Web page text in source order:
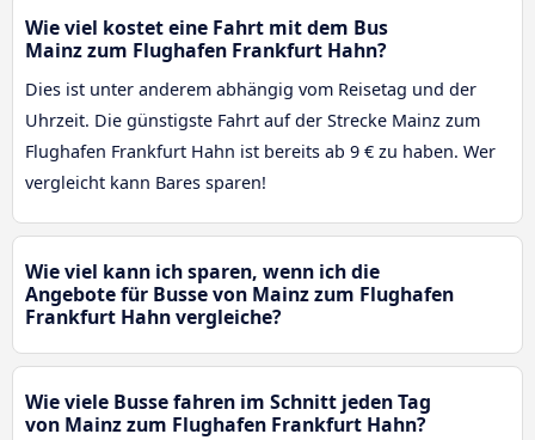
Wie viel kostet eine Fahrt mit dem Bus
Mainz zum Flughafen Frankfurt Hahn?
Dies ist unter anderem abhängig vom Reisetag und der
Uhrzeit. Die günstigste Fahrt auf der Strecke Mainz zum
Flughafen Frankfurt Hahn ist bereits ab 9 € zu haben. Wer
vergleicht kann Bares sparen!
Wie viel kann ich sparen, wenn ich die
Angebote für Busse von Mainz zum Flughafen
Frankfurt Hahn vergleiche?
Wie viele Busse fahren im Schnitt jeden Tag
von Mainz zum Flughafen Frankfurt Hahn?